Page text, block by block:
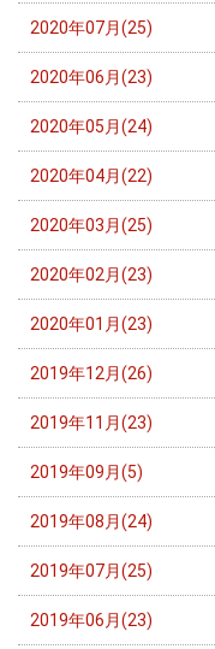
2020年07月(25)
2020年06月(23)
2020年05月(24)
2020年04月(22)
2020年03月(25)
2020年02月(23)
2020年01月(23)
2019年12月(26)
2019年11月(23)
2019年09月(5)
2019年08月(24)
2019年07月(25)
2019年06月(23)